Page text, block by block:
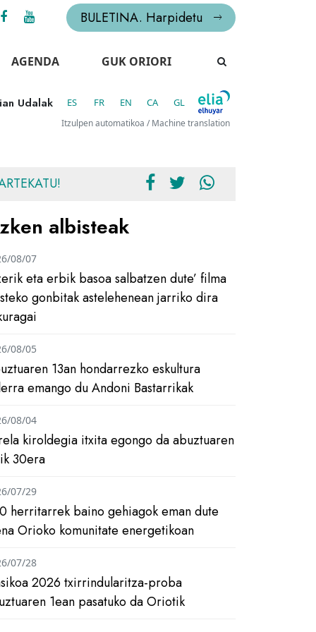
BULETINA. Harpidetu
AGENDA GUK ORIORI
Udalak
ES FR EN CA GL
Itzulpen automatikoa / Machine translation
albisteak
eta erbik basoa salbatzen dute’ filma
gonbitak astelehenean jarriko dira
08/07
13an hondarrezko eskultura
emango du Andoni Bastarrikak
08/05
kiroldegia itxita egongo da abuztuaren
30era
08/04
herritarrek baino gehiagok eman dute
Orioko komunitate energetikoan
07/29
2026 txirrindularitza-proba
1ean pasatuko da Oriotik
07/28